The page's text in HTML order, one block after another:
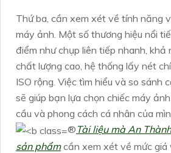
Thứ ba, cần xem xét về tính năng
máy ảnh. Một số thương hiệu nổi
điểm như chụp liên tiếp nhanh, khả
chất lượng cao, hệ thống lấy nét
ISO rộng. Việc tìm hiểu và so sánh
sẽ giúp bạn lựa chọn chiếc máy
cầu và phong cách cá nhân của
®️Tài liệu mà An
sản phẩmcần xem xét về mức giá